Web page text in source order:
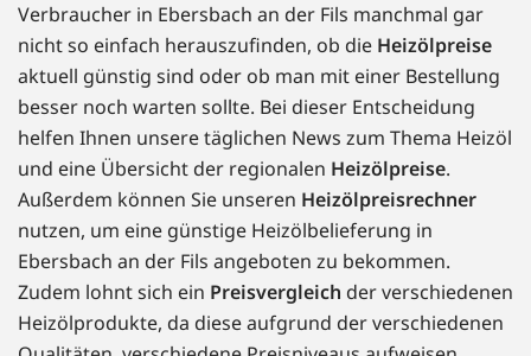
Verbraucher in Ebersbach an der Fils manchmal gar
nicht so einfach herauszufinden, ob die Heizölpreise
aktuell günstig sind oder ob man mit einer Bestellung
besser noch warten sollte. Bei dieser Entscheidung
helfen Ihnen unsere täglichen News zum Thema Heizöl
und eine Übersicht der regionalen Heizölpreise.
Außerdem können Sie unseren Heizölpreisrechner
nutzen, um eine günstige Heizölbelieferung in
Ebersbach an der Fils angeboten zu bekommen.
Zudem lohnt sich ein Preisvergleich der verschiedenen
Heizölprodukte, da diese aufgrund der verschiedenen